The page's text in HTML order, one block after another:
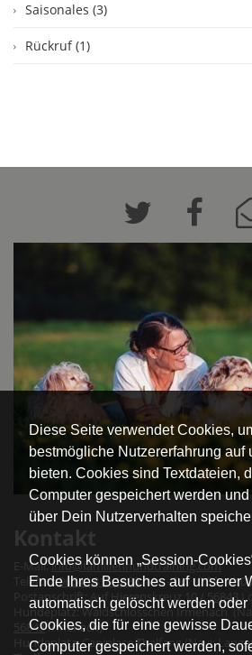
Diese Seite verwendet Cookies,
bestmögliche Nutzererfahrung auf
bieten. Cookies sind Textdateien,
Computer gespeichert werden
über Dein Nutzerverhalten
Cookies können „Session-
Ende Ihres Besuches auf unserer
automatisch gelöscht werden oder
Cookies, die für eine gewisse
Computer gespeichert werden,
Saisonales (3)
Rückruf (1)
Kontakt
E-Mail:info@familienhundtraining.com
Telefon:06543 818 1888(Mo - Do 10:00-
Postanschrift: Auf Hierenskreuz10 / 56843
Hundeplatz: Waldschlösschen Irmenach
56843Irmenach)
Hundeplatz: Caniplace Thalfang (Navi: